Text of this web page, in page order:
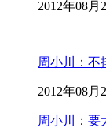
2012年08月
周小川：不
2012年08月
周小川：要